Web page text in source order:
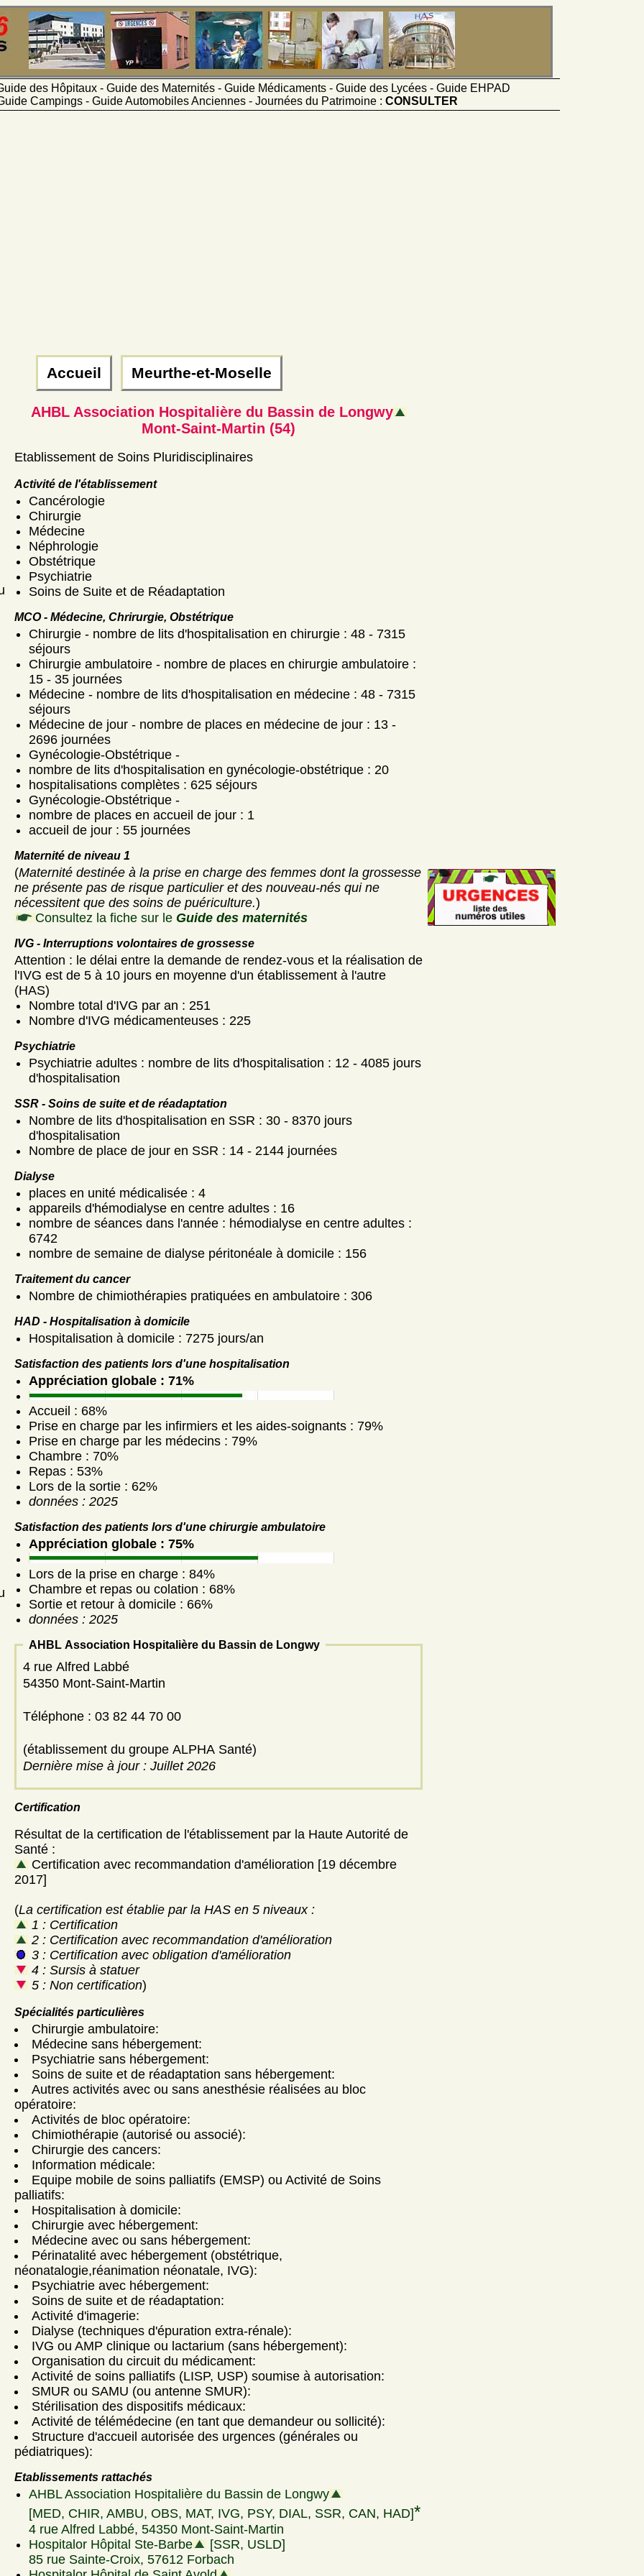
des Hôpitaux - Guide des Maternités - Guide Médicaments - Guide des Lycées - Guide EHPAD
Campings - Guide Automobiles Anciennes - Journées du Patrimoine : CONSULTER
Accueil Meurthe-et-Moselle
AHBL Association Hospitalière du Bassin de Longwy
Mont-Saint-Martin (54)
Etablissement de Soins Pluridisciplinaires
Activité de l'établissement
Cancérologie
Chirurgie
Médecine
Néphrologie
Obstétrique
Psychiatrie
Soins de Suite et de Réadaptation
MCO - Médecine, Chrirurgie, Obstétrique
Chirurgie - nombre de lits d'hospitalisation en chirurgie : 48 - 7315
séjours
Chirurgie ambulatoire - nombre de places en chirurgie ambulatoire :
15 - 35 journées
Médecine - nombre de lits d'hospitalisation en médecine : 48 - 7315
séjours
Médecine de jour - nombre de places en médecine de jour : 13 -
2696 journées
Gynécologie-Obstétrique -
nombre de lits d'hospitalisation en gynécologie-obstétrique : 20
hospitalisations complètes : 625 séjours
Gynécologie-Obstétrique -
nombre de places en accueil de jour : 1
accueil de jour : 55 journées
Maternité de niveau 1
(Maternité destinée à la prise en charge des femmes dont la grossesse
ne présente pas de risque particulier et des nouveau-nés qui ne
nécessitent que des soins de puériculture.)
Consultez la fiche sur le Guide des maternités
IVG - Interruptions volontaires de grossesse
Attention : le délai entre la demande de rendez-vous et la réalisation de
l'IVG est de 5 à 10 jours en moyenne d'un établissement à l'autre
(HAS)
Nombre total d'IVG par an : 251
Nombre d'IVG médicamenteuses : 225
Psychiatrie
Psychiatrie adultes : nombre de lits d'hospitalisation : 12 - 4085 jours
d'hospitalisation
SSR - Soins de suite et de réadaptation
Nombre de lits d'hospitalisation en SSR : 30 - 8370 jours
d'hospitalisation
Nombre de place de jour en SSR : 14 - 2144 journées
Dialyse
places en unité médicalisée : 4
appareils d'hémodialyse en centre adultes : 16
nombre de séances dans l'année : hémodialyse en centre adultes :
6742
nombre de semaine de dialyse péritonéale à domicile : 156
Traitement du cancer
Nombre de chimiothérapies pratiquées en ambulatoire : 306
HAD - Hospitalisation à domicile
Hospitalisation à domicile : 7275 jours/an
Satisfaction des patients lors d'une hospitalisation
Appréciation globale : 71%
Accueil : 68%
Prise en charge par les infirmiers et les aides-soignants : 79%
Prise en charge par les médecins : 79%
Chambre : 70%
Repas : 53%
Lors de la sortie : 62%
données : 2025
Satisfaction des patients lors d'une chirurgie ambulatoire
Appréciation globale : 75%
Lors de la prise en charge : 84%
Chambre et repas ou colation : 68%
Sortie et retour à domicile : 66%
données : 2025
AHBL Association Hospitalière du Bassin de Longwy
4 rue Alfred Labbé
54350 Mont-Saint-Martin
Téléphone : 03 82 44 70 00
(établissement du groupe ALPHA Santé)
Dernière mise à jour : Juillet 2026
Certification
Résultat de la certification de l'établissement par la Haute Autorité de
Santé :
Certification avec recommandation d'amélioration [19 décembre
2017]
(La certification est établie par la HAS en 5 niveaux :
1 : Certification
2 : Certification avec recommandation d'amélioration
3 : Certification avec obligation d'amélioration
4 : Sursis à statuer
5 : Non certification)
Spécialités particulières
Chirurgie ambulatoire:
Médecine sans hébergement:
Psychiatrie sans hébergement:
Soins de suite et de réadaptation sans hébergement:
Autres activités avec ou sans anesthésie réalisées au bloc
opératoire:
Activités de bloc opératoire:
Chimiothérapie (autorisé ou associé):
Chirurgie des cancers:
Information médicale:
Equipe mobile de soins palliatifs (EMSP) ou Activité de Soins
palliatifs:
Hospitalisation à domicile:
Chirurgie avec hébergement:
Médecine avec ou sans hébergement:
Périnatalité avec hébergement (obstétrique,
néonatalogie,réanimation néonatale, IVG):
Psychiatrie avec hébergement:
Soins de suite et de réadaptation:
Activité d'imagerie:
Dialyse (techniques d'épuration extra-rénale):
IVG ou AMP clinique ou lactarium (sans hébergement):
Organisation du circuit du médicament:
Activité de soins palliatifs (LISP, USP) soumise à autorisation:
SMUR ou SAMU (ou antenne SMUR):
Stérilisation des dispositifs médicaux:
Activité de télémédecine (en tant que demandeur ou sollicité):
Structure d'accueil autorisée des urgences (générales ou
pédiatriques):
Etablissements rattachés
AHBL Association Hospitalière du Bassin de Longwy
[MED, CHIR, AMBU, OBS, MAT, IVG, PSY, DIAL, SSR, CAN, HAD]*
4 rue Alfred Labbé, 54350 Mont-Saint-Martin
Hospitalor Hôpital Ste-Barbe
[SSR, USLD]
85 rue Sainte-Croix, 57612 Forbach